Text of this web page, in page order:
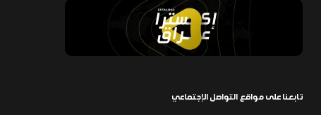
تابعنا على مواقع التواصل الإجتماعي